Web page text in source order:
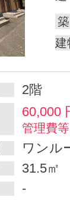
建
2階
60,000
管理費
ワンル
31.5㎡
-